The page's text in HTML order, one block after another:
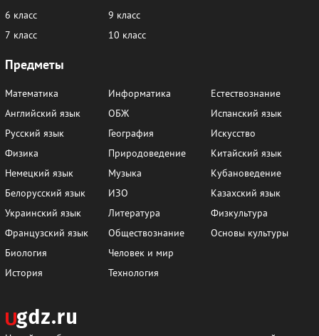
6 класс
7 класс
9 класс
10 класс
Предметы
Математика
Английский язык
Русский язык
Физика
Немецкий язык
Белорусский язык
Украинский язык
Французский язык
Биология
История
Информатика
ОБЖ
География
Природоведение
Музыка
ИЗО
Литература
Обществознание
Человек и мир
Технология
Естествознание
Испанский язык
Искусство
Китайский язык
Кубановедение
Казахский язык
Физкультура
Основы культуры